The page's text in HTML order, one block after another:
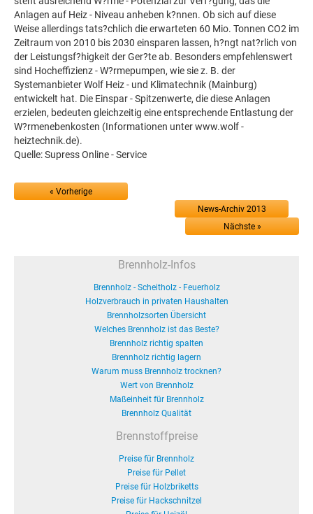
Anlagen auf Heiz - Niveau anheben k?nnen. Ob sich auf diese
Weise allerdings tats?chlich die erwarteten 60 Mio. Tonnen CO2 im
Zeitraum von 2010 bis 2030 einsparen lassen, h?ngt nat?rlich von
der Leistungsf?higkeit der Ger?te ab. Besonders empfehlenswert
sind Hocheffizienz - W?rmepumpen, wie sie z. B. der
Systemanbieter Wolf Heiz - und Klimatechnik (Mainburg)
entwickelt hat. Die Einspar - Spitzenwerte, die diese Anlagen
erzielen, bedeuten gleichzeitig eine entsprechende Entlastung der
W?rmenebenkosten (Informationen unter www.wolf -
heiztechnik.de).
Quelle: Supress Online - Service
« Vorherige
News-Archiv 2013
Nächste »
Brennholz-Infos
Brennholz - Scheitholz - Feuerholz
Holzverbrauch in privaten Haushalten
Brennholzsorten Übersicht
Welches Brennholz ist das Beste?
Brennholz richtig spalten
Brennholz richtig lagern
Warum muss Brennholz trocknen?
Wert von Brennholz
Maßeinheit für Brennholz
Brennholz Qualität
Brennstoffpreise
Preise für Brennholz
Preise für Pellet
Preise für Holzbriketts
Preise für Hackschnitzel